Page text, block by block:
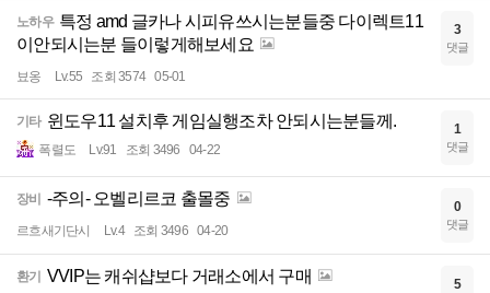
노하우 특정 amd 글카나 시피유쓰시는분들중 다이렉트11
이안되시는분 들이렇게해보세요
뵤옹 Lv.55 조회 3574 05-01
3
댓글
기타 윈도우11 설치후 게임실행조차 안되시는분들께.
폭렬도 Lv.91 조회 3496 04-22
1
댓글
장비 -주의- 오벨리르코 출몰중
르흐새기단시 Lv.4 조회 3496 04-20
0
댓글
환기 VVIP는 캐쉬샵보다 거래소에서 구매 5